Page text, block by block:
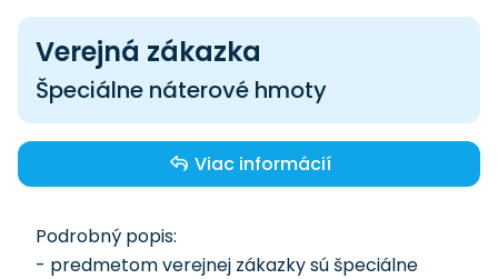
Verejná zákazka
Špeciálne náterové hmoty
Viac informácií
Podrobný popis:
- predmetom verejnej zákazky sú špeciálne